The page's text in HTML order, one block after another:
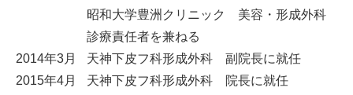
昭和大学豊洲クリニック 美容・形成外科
診療責任者を兼ねる
2014年3月
天神下皮フ科形成外科 副院長に就任
2015年4月
天神下皮フ科形成外科 院長に就任